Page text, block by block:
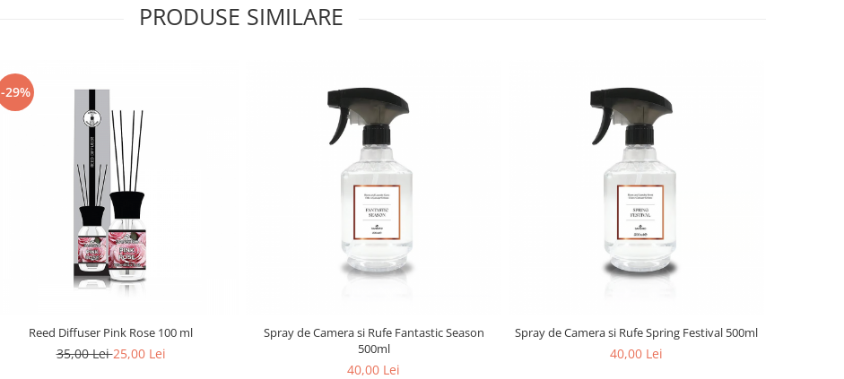
PRODUSE SIMILARE
-29%
Reed Diffuser Pink Rose 100 ml
35,00 Lei25,00 Lei
Spray de Camera si Rufe Fantastic Season
500ml
40,00 Lei
Spray de Camera si Rufe Spring Festival 500ml
40,00 Lei